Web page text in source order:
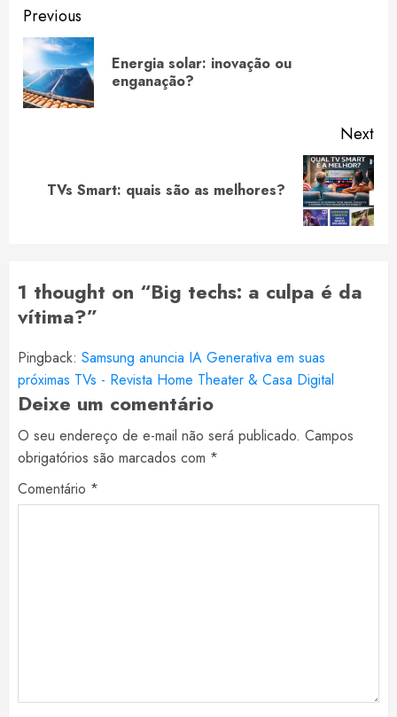
Continue
Reading
Previous
Energia solar: inovação ou
enganação?
Next
NextTVs Smart: quais são as melhores?
1 thought on “Big techs: a culpa é da
vítima?”
Pingback: Samsung anuncia IA Generativa em suas
próximas TVs - Revista Home Theater & Casa Digital
Deixe um comentário
O seu endereço de e-mail não será publicado. Campos
obrigatórios são marcados com *
Comentário *